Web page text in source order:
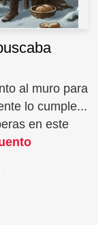
al muro para
lo cumple...
en este